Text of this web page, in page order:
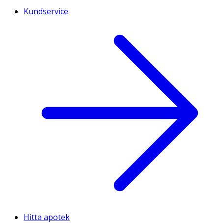
Kundservice
Hitta apotek